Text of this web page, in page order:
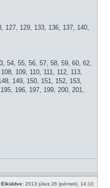
127, 129, 133, 136, 137, 140,
54, 55, 56, 57, 58, 59, 60, 62,
109, 110, 111, 112, 113,
149, 150, 151, 152, 153,
196, 197, 199, 200, 201,
Elküldve: 2013 július 26 (péntek), 14:10